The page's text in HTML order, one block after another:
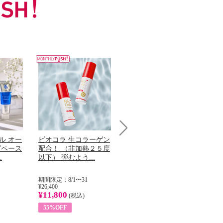
オー
ース
ビオコラ 生コラーゲン
配合！ （非加熱２５度
以下） 弾むよう...
期間限定：8/1〜31
¥26,400
¥11,800 (税込)
55%OFF